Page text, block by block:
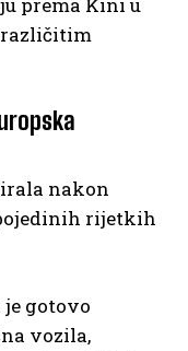
prema Kini u
različitim
nakon
rijetkih
gotovo
vozila,